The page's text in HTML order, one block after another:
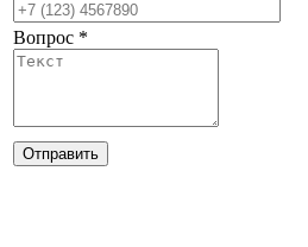
Вопрос *